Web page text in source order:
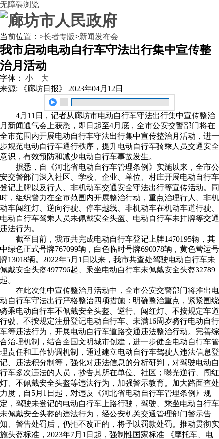
无障碍浏览
当前位置： >长者专版>新闻发布会
我市启动电动自行车守法出行集中宣传整
治月活动
字体： 小
大
来源: 《廊坊日报》
2023年04月12日
4月11日，记者从廊坊市电动自行车守法出行集中宣传整治
月新闻通气会上获悉，即日起至4月底，全市公安交警部门将在
全市范围内开展电动自行车守法出行集中宣传整治月活动，进一
步规范电动自行车通行秩序，提升电动自行车骑乘人员交通安全
意识，有效预防和减少电动自行车事故发生。
据悉，自《河北省电动自行车管理条例》实施以来，全市公
安交警部门深入社区、学校、企业、单位、村庄开展电动自行车
登记上牌以及行人、非机动车交通安全守法出行等宣传活动。同
时，组织警力在全市范围内开展整治行动，重点治理行人、非机
动车闯红灯、逆向行驶、停车越线、非机动车在机动车道行驶、
电动自行车驾乘人员未佩戴安全头盔、电动自行车未挂牌等交通
违法行为。
截至目前，我市共完成电动自行车登记上牌1470195辆，其
中绿色正式号牌767099辆，白色临时号牌690078辆，黄色营运号
牌13018辆。2022年5月1日以来，我市共查处驾驶电动自行车未
佩戴安全头盔497796起、乘坐电动自行车未佩戴安全头盔32789
起。
在此次集中宣传整治月活动中，全市公安交警部门将推出电
动自行车守法出行严格整治四项措施：明确整治重点，紧紧围绕
骑乘电动自行车不佩戴安全头盔、逆行、闯红灯、不按规定车道
行驶、不按规定注册登记电动自行车、未满16周岁骑行电动自行
车等违法行为，开展电动自行车道路交通违法整治行动。完善综
合治理机制，结合全国文明城市创建，进一步健全电动自行车管
理责任和工作协调机制，通过建立电动自行车驾驶人违法信息登
记、违法积分制等，强化对违法信息的分析研判，对驾驶电动自
行车多次违法的人员，抄告其所在单位、社区；曝光逆行、闯红
灯、不佩戴安全头盔等违法行为，加强警示教育。加大路面查处
力度，自5月1日起，对违反《河北省电动自行车管理条例》规
定，驾驶未登记的电动自行车上路行驶，驾驶、乘坐电动自行车
未佩戴安全头盔的违法行为，经公安机关交通管理部门警示告
知、警告处罚后，仍拒不改正的，将予以罚款处罚。推动贯彻实
施头盔标准，2023年7月1日起，强制性国家标准 《摩托车、电